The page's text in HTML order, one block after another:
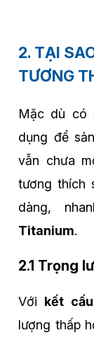
2. TẠI
TƯƠNG
Mặc dù có
dụng để
vẫn chưa
tương thích
dàng,
Titanium.
2.1 Trọng
Với kết
lượng thấp